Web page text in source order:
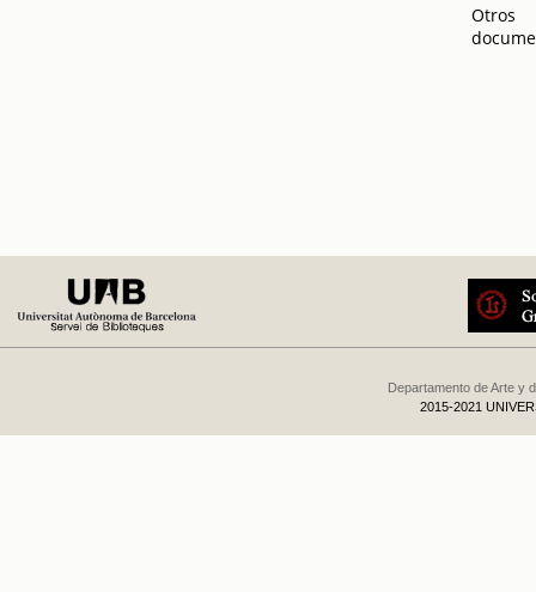
Otros
Departamento de Arte y
2015-2021